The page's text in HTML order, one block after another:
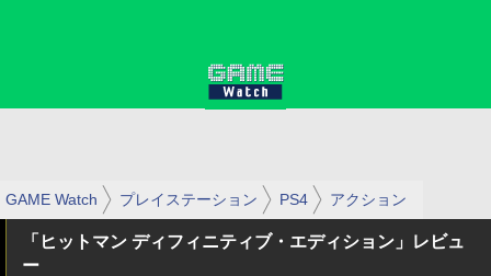
GAME Watch プレイステーション PS4 アクション
「ヒットマン ディフィニティブ・エディション」レビュ
ー